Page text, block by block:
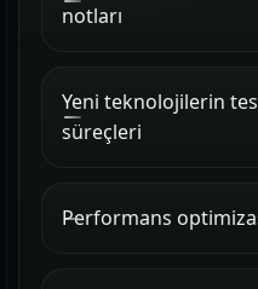
notları
Yeni teknolojilerin
süreçleri
Performans